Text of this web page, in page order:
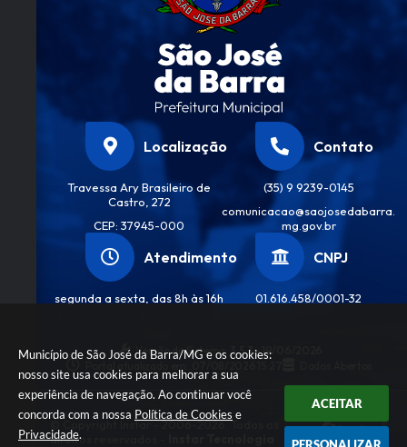
Município de São José da Barra/MG e os cookies:
nosso site usa cookies para melhorar a sua
experiência de navegação. Ao continuar você
concorda com a nossa Política de Cookies e
Privacidade.
ACEITAR
Localização
Travessa Ary Brasileiro de
Castro, 272
CEP: 37945-000
Contato
(35) 9 9239-0145
comunicacao@saojosedabarra.
mg.gov.br
Atendimento
segunda a sexta, das 8h às 16h
CNPJ
01.616.458/0001-32
Versão do Sistema: 3.5.3 - 19/06/2026
© Copyright Instar - 2006-2026. Todos os
direitos reservados -